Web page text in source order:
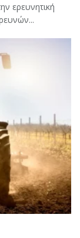
ερευνητική